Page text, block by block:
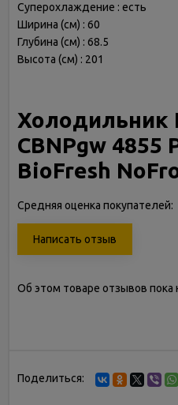
Суперохлаждение : есть
Ширина (см) : 60
Глубина (см) : 68.5
Высота (см) : 201
Холодильник
CBNPgw 4855
BioFresh
Средняя оценка покупателей:
Написать отзыв
Об этом товаре отзывов пока
Поделиться: